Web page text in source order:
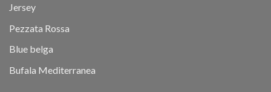
Jersey
Pezzata Rossa
Blue belga
Bufala Mediterranea